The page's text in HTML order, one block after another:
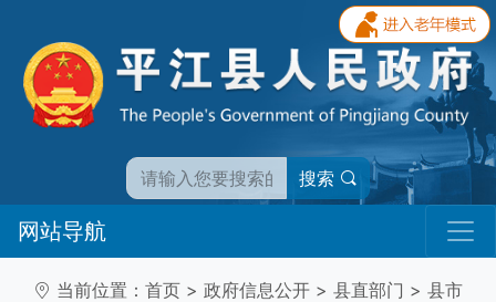
搜索
网站导航
当前位置： 首页 > 政府信息公开 > 县直部门 > 县市